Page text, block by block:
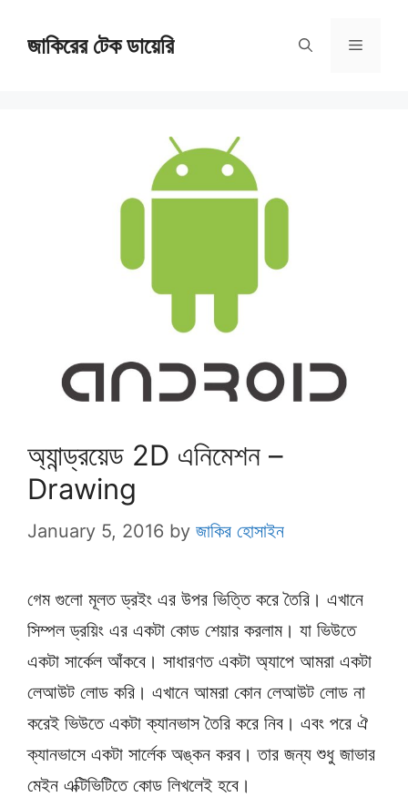
জাকিরের টেক ডায়েরি Menu
অ্যান্ড্রয়েড 2D এনিমেশন –
Drawing
January 5, 2016 by জাকির হোসাইন
গেম গুলো মূলত ড্রইং এর উপর ভিত্তি করে তৈরি। এখানে
সিম্পল ড্রয়িং এর একটা কোড শেয়ার করলাম। যা ভিউতে
একটা সার্কেল আঁকবে। সাধারণত একটা অ্যাপে আমরা একটা
লেআউট লোড করি। এখানে আমরা কোন লেআউট লোড না
করেই ভিউতে একটা ক্যানভাস তৈরি করে নিব। এবং পরে ঐ
ক্যানভাসে একটা সার্লেক অঙ্কন করব। তার জন্য শুধু জাভার
মেইন এক্টিভিটিতে কোড লিখলেই হবে।